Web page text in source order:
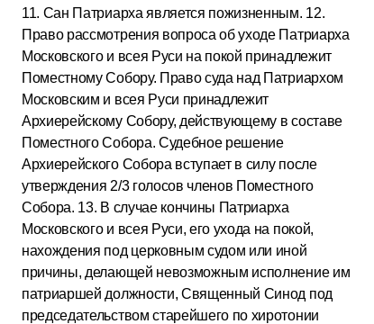
11. Сан Патриарха является пожизненным. 12.
Право рассмотрения вопроса об уходе Патриарха
Московского и всея Руси на покой принадлежит
Поместному Собору. Право суда над Патриархом
Московским и всея Руси принадлежит
Архиерейскому Собору, действующему в составе
Поместного Собора. Судебное решение
Архиерейского Собора вступает в силу после
утверждения 2/3 голосов членов Поместного
Собора. 13. В случае кончины Патриарха
Московского и всея Руси, его ухода на покой,
нахождения под церковным судом или иной
причины, делающей невозможным исполнение им
патриаршей должности, Священный Синод под
председательством старейшего по хиротонии